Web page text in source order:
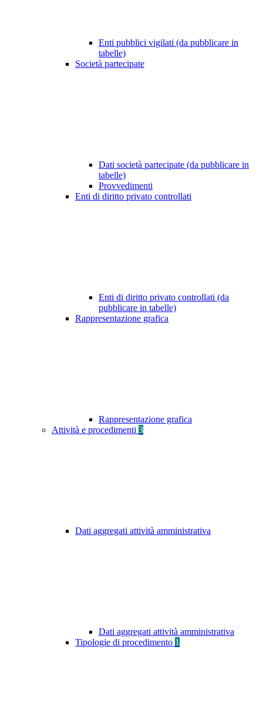
Enti pubblici vigilati (da pubblicare in
tabelle)
Società partecipate
Dati società partecipate (da pubblicare in
tabelle)
Provvedimenti
Enti di diritto privato controllati
Enti di diritto privato controllati (da
pubblicare in tabelle)
Rappresentazione grafica
Rappresentazione grafica
Attività e procedimenti 3
Dati aggregati attività amministrativa
Dati aggregati attività amministrativa
Tipologie di procedimento 1